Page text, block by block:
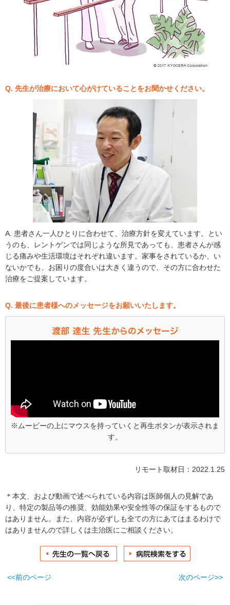
Q. 先生が治療において心がけていることをお聞かせください。
A. 患者さん一人ひとりに合わせて、治療方針を変えています。とい
うのも、レントゲンでは同じような所見であっても、患者さんが感
じる痛みや生活環境はそれぞれ違います。家事をされているか、い
ないかでも、お困りの度合いは大きく違うので、その方に合わせた
治療をご提案しています。
Q. 最後に患者様へのメッセージをお願いいたします。
※ムービーの上にマウスを持っていくと再生ボタンが表示されま
す。
リモート取材日：2022.1.25
＊本文、および動画で述べられている内容は医師個人の見解であ
り、特定の製品等の推奨、効能効果や安全性等の保証をするもので
はありません。また、内容が必ずしも全ての方にあてはまるわけで
はありませんので詳しくは主治医にご相談ください。
<<前のページ 次のページ>>